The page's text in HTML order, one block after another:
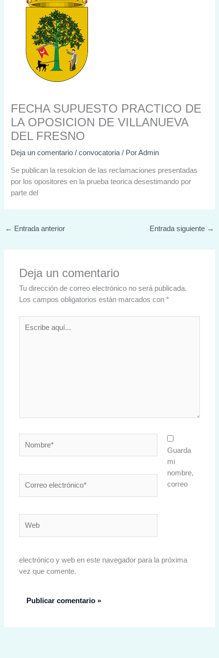
FECHA SUPUESTO PRACTICO DE
LA OPOSICION DE VILLANUEVA
DEL FRESNO
Deja un comentario /convocatoria / PorAdmin
Se publican la resolcion de las reclamaciones presentadas
por los opositores en la prueba teorica desestimando por
parte del
← Entrada anterior Entrada siguiente →
Deja un comentario
Tu dirección de correo electrónico no será publicada.
Los campos obligatorios están marcados con*
aquí...
electrónico*
Guarda
mi
nombre,
correo
electrónico y web en este navegador para la próxima
vez que comente.